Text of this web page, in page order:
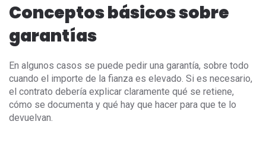
Conceptos básicos sobre
garantías
En algunos casos se puede pedir una garantía, sobre todo
cuando el importe de la fianza es elevado. Si es necesario,
el contrato debería explicar claramente qué se retiene,
cómo se documenta y qué hay que hacer para que te lo
devuelvan.